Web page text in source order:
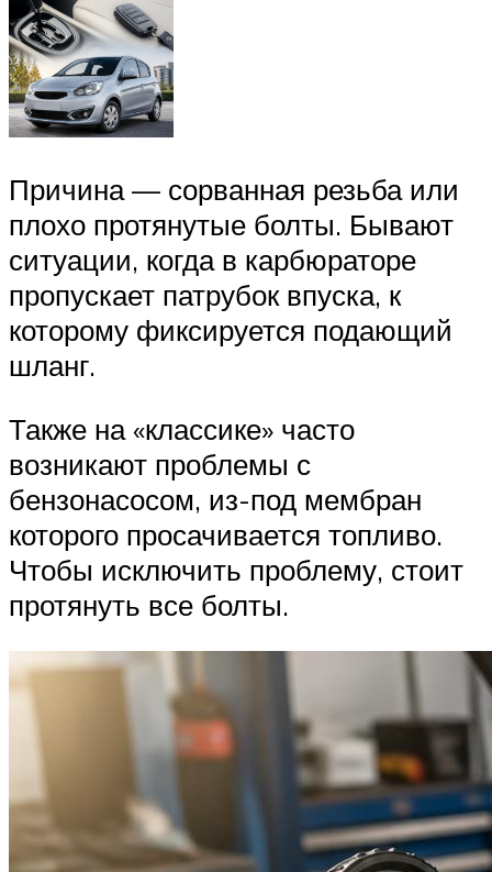
Причина — сорванная резьба или
плохо протянутые болты. Бывают
ситуации, когда в карбюраторе
пропускает патрубок впуска, к
которому фиксируется подающий
шланг.
Также на «классике» часто
возникают проблемы с
бензонасосом, из-под мембран
которого просачивается топливо.
Чтобы исключить проблему, стоит
протянуть все болты.